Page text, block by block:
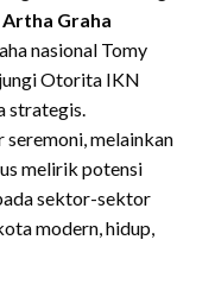
Artha Graha
nasional Tomy
Otorita IKN
strategis.
melainkan
melirik potensi
sektor-sektor
modern, hidup,